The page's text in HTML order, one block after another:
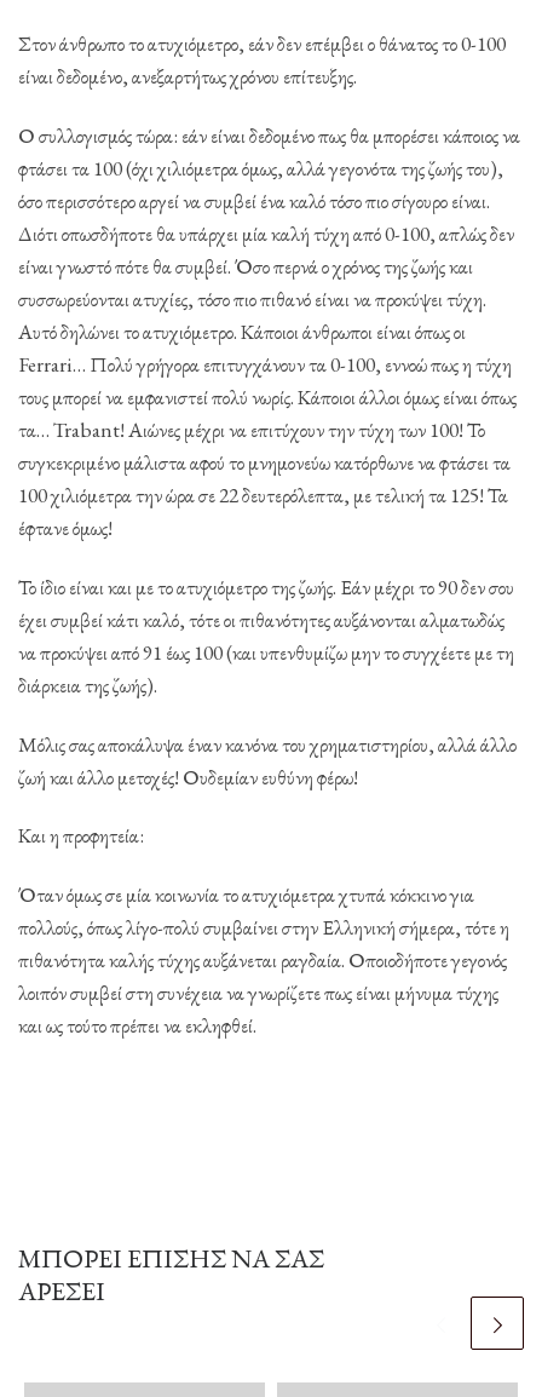
Στον άνθρωπο το ατυχιόμετρο, εάν δεν επέμβει ο θάνατος το 0-100
είναι δεδομένο, ανεξαρτήτως χρόνου επίτευξης.
Ο συλλογισμός τώρα: εάν είναι δεδομένο πως θα μπορέσει κάποιος να
φτάσει τα 100 (όχι χιλιόμετρα όμως, αλλά γεγονότα της ζωής του),
όσο περισσότερο αργεί να συμβεί ένα καλό τόσο πιο σίγουρο είναι.
Διότι οπωσδήποτε θα υπάρχει μία καλή τύχη από 0-100, απλώς δεν
είναι γνωστό πότε θα συμβεί. Όσο περνά ο χρόνος της ζωής και
συσσωρεύονται ατυχίες, τόσο πιο πιθανό είναι να προκύψει τύχη.
Αυτό δηλώνει το ατυχιόμετρο. Κάποιοι άνθρωποι είναι όπως οι
Ferrari… Πολύ γρήγορα επιτυγχάνουν τα 0-100, εννοώ πως η τύχη
τους μπορεί να εμφανιστεί πολύ νωρίς. Κάποιοι άλλοι όμως είναι όπως
τα… Trabant! Αιώνες μέχρι να επιτύχουν την τύχη των 100! Το
συγκεκριμένο μάλιστα αφού το μνημονεύω κατόρθωνε να φτάσει τα
100 χιλιόμετρα την ώρα σε 22 δευτερόλεπτα, με τελική τα 125! Τα
έφτανε όμως!
Το ίδιο είναι και με το ατυχιόμετρο της ζωής. Εάν μέχρι το 90 δεν σου
έχει συμβεί κάτι καλό, τότε οι πιθανότητες αυξάνονται αλματωδώς
να προκύψει από 91 έως 100 (και υπενθυμίζω μην το συγχέετε με τη
διάρκεια της ζωής).
Μόλις σας αποκάλυψα έναν κανόνα του χρηματιστηρίου, αλλά άλλο
ζωή και άλλο μετοχές! Ουδεμίαν ευθύνη φέρω!
Και η προφητεία:
Όταν όμως σε μία κοινωνία το ατυχιόμετρα χτυπά κόκκινο για
πολλούς, όπως λίγο-πολύ συμβαίνει στην Ελληνική σήμερα, τότε η
πιθανότητα καλής τύχης αυξάνεται ραγδαία. Οποιοδήποτε γεγονός
λοιπόν συμβεί στη συνέχεια να γνωρίζετε πως είναι μήνυμα τύχης
και ως τούτο πρέπει να εκληφθεί.
ΜΠΟΡΕΊ ΕΠΊΣΗΣ ΝΑ ΣΑΣ
ΑΡΈΣΕΙ